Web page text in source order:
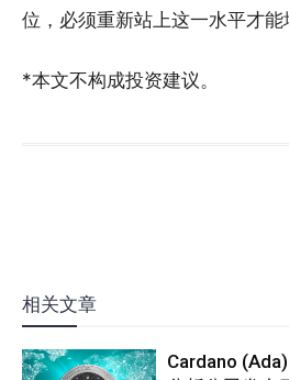
位，必须重新站上这一水平才能
*本文不构成投资建议。
相关文章
Cardano